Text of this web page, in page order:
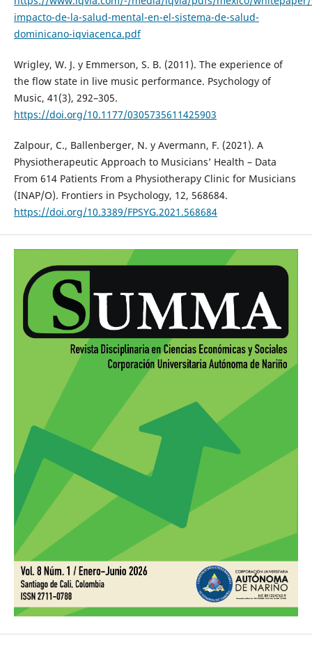
impacto-de-la-salud-mental-en-el-sistema-de-salud-
dominicano-iqviacenca.pdf
Wrigley, W. J. y Emmerson, S. B. (2011). The experience of
the flow state in live music performance. Psychology of
Music, 41(3), 292–305.
https://doi.org/10.1177/0305735611425903
Zalpour, C., Ballenberger, N. y Avermann, F. (2021). A
Physiotherapeutic Approach to Musicians’ Health – Data
From 614 Patients From a Physiotherapy Clinic for Musicians
(INAP/O). Frontiers in Psychology, 12, 568684.
https://doi.org/10.3389/FPSYG.2021.568684